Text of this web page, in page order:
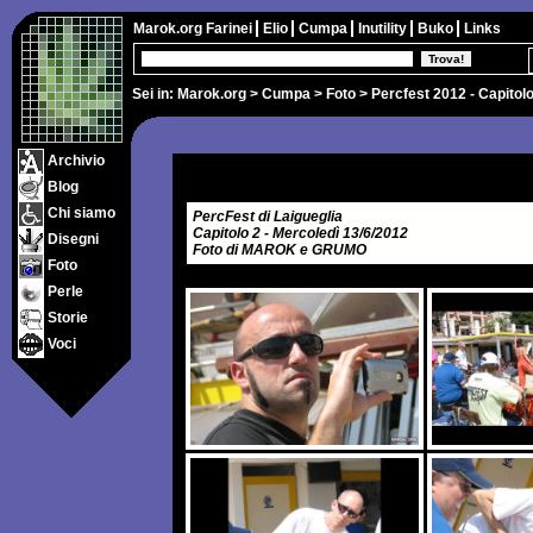
Sei in: Marok.org > Cumpa > Foto > Percfest 2012 -
Marok.org Farinei Elio Cumpa Inutility Buko Links
Archivio
Blog
Chi siamo
Disegni
Foto
Perle
Storie
Voci
PercFest di Laigueglia
Capitolo 2 - Mercoledì 13/6/2012
Foto di MAROK e GRUMO